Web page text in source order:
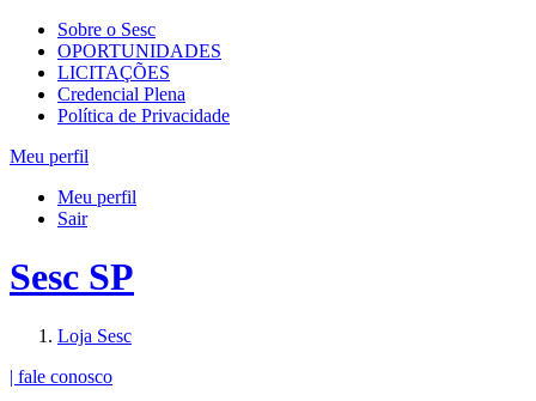
Sobre o Sesc
OPORTUNIDADES
LICITAÇÕES
Credencial Plena
Política de Privacidade
Meu perfil
Meu perfil
Sair
Sesc SP
Loja Sesc
| fale conosco